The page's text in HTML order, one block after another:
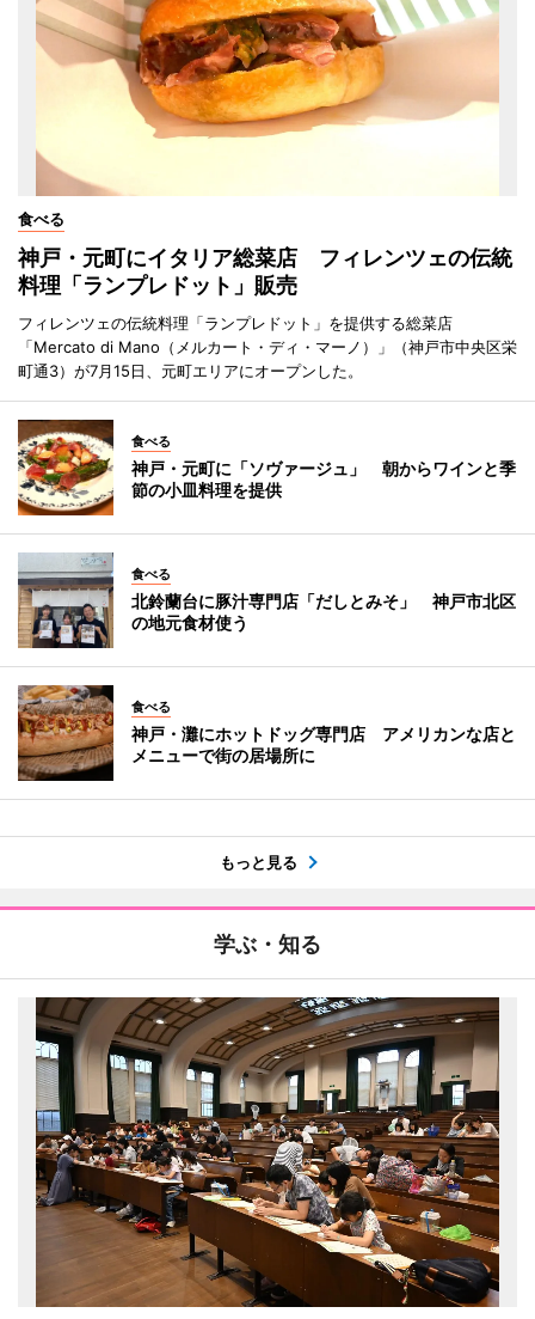
食べる
神戸・元町にイタリア総菜店 フィレンツェの伝統
料理「ランプレドット」販売
フィレンツェの伝統料理「ランプレドット」を提供する総菜店
「Mercato di Mano（メルカート・ディ・マーノ）」（神戸市中央区栄
町通3）が7月15日、元町エリアにオープンした。
食べる
神戸・元町に「ソヴァージュ」 朝からワインと季
節の小皿料理を提供
食べる
北鈴蘭台に豚汁専門店「だしとみそ」 神戸市北区
の地元食材使う
食べる
神戸・灘にホットドッグ専門店 アメリカンな店と
メニューで街の居場所に
もっと見る
学ぶ・知る